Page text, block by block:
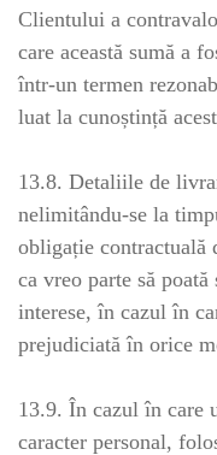
Clientului a
care această sumă a
într-un termen
luat la cunoștință
13.8. Detaliile de
nelimitându-se la
obligație contractuală
ca vreo parte să
interese, în cazul în
prejudiciată în orice
13.9. În cazul în care
caracter personal,